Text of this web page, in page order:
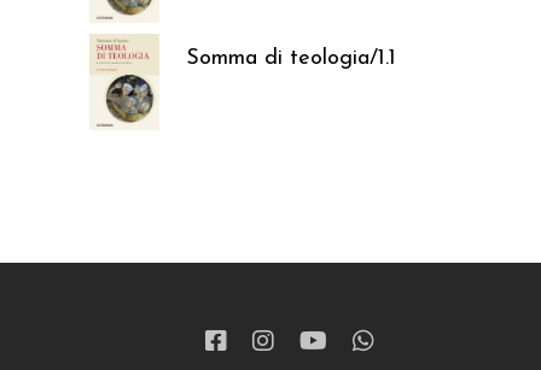
Somma di teologia/1.1
37,05€